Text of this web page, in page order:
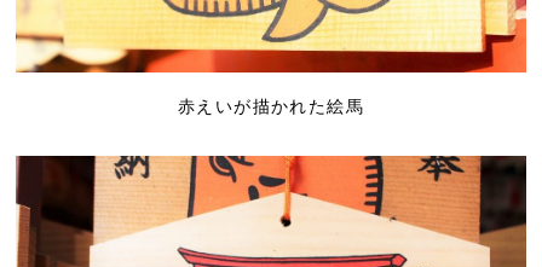
赤えいが描かれた絵馬